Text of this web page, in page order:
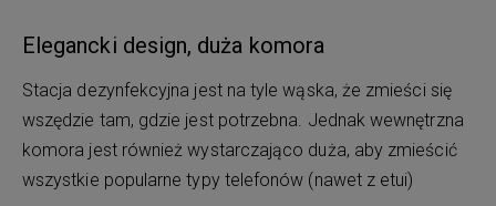
Elegancki design, duża komora
Stacja dezynfekcyjna jest na tyle wąska, że ​​zmieści się
wszędzie tam, gdzie jest potrzebna. Jednak wewnętrzna
komora jest również wystarczająco duża, aby zmieścić
wszystkie popularne typy telefonów (nawet z etui)